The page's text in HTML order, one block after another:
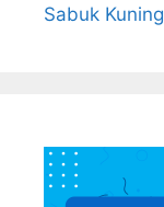
Sabuk Kuning